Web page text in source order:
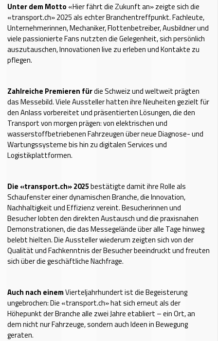
Unter dem Motto «Hier fährt die Zukunft an» zeigte sich die
«transport.ch» 2025 als echter Branchentreffpunkt. Fachleute,
Unternehmerinnen, Mechaniker, Flottenbetreiber, Ausbildner und
viele passionierte Fans nutzten die Gelegenheit, sich persönlich
auszutauschen, Innovationen live zu erleben und Kontakte zu
pflegen.
Zahlreiche Premieren fürdie Schweiz und weltweit prägten
das Messebild. Viele Aussteller hatten ihre Neuheiten gezielt für
den Anlass vorbereitet und präsentierten Lösungen, die den
Transport von morgen prägen: von elektrischen und
wasserstoffbetriebenen Fahrzeugen über neue Diagnose- und
Wartungssysteme bis hin zu digitalen Services und
Logistikplattformen.
Die «transport.ch» 2025bestätigte damit ihre Rolle als
Schaufenster einer dynamischen Branche, die Innovation,
Nachhaltigkeit und Effizienz vereint. Besucherinnen und
Besucher lobten den direkten Austausch und die praxisnahen
Demonstrationen, die das Messegelände über alle Tage hinweg
belebt hielten. Die Aussteller wiederum zeigten sich von der
Qualität und Fachkenntnis der Besucher beeindruckt und freuten
sich über die geschäftliche Nachfrage.
Auch nach einemVierteljahrhundert ist die Begeisterung
ungebrochen: Die «transport.ch» hat sich erneut als der
Höhepunkt der Branche alle zwei Jahre etabliert – ein Ort, an
dem nicht nur Fahrzeuge, sondern auch Ideen in Bewegung
geraten.